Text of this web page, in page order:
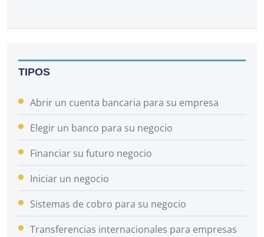
TIPOS
Abrir un cuenta bancaria para su empresa
Elegir un banco para su negocio
Financiar su futuro negocio
Iniciar un negocio
Sistemas de cobro para su negocio
Transferencias internacionales para empresas